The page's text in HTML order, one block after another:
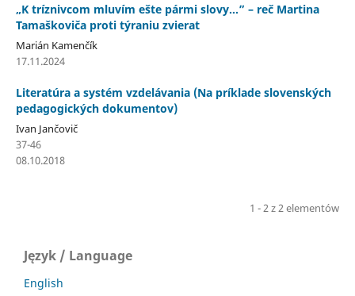
„K tríznivcom mluvím ešte pármi slovy...” – reč Martina
Tamaškoviča proti týraniu zvierat
Marián Kamenčík
17.11.2024
Literatúra a systém vzdelávania (Na príklade slovenských
pedagogických dokumentov)
Ivan Jančovič
37-46
08.10.2018
1 - 2 z 2 elementów
Język / Language
English